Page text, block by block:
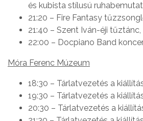
és kubista stílusú
21:20 – Fire Fantasy
21:40 – Szent Iván-éji
22:00 – Docpiano Band
Móra Ferenc Múzeum
18:30 – Tárlatvezetés a
19:30 – Tárlatvezetés a
20:30 – Tárlatvezetés a